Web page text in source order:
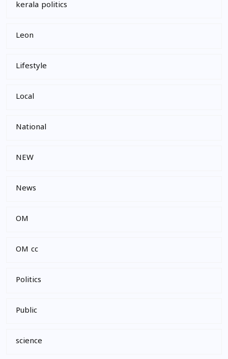
kerala politics
Leon
Lifestyle
Local
National
NEW
News
OM
OM cc
Politics
Public
science